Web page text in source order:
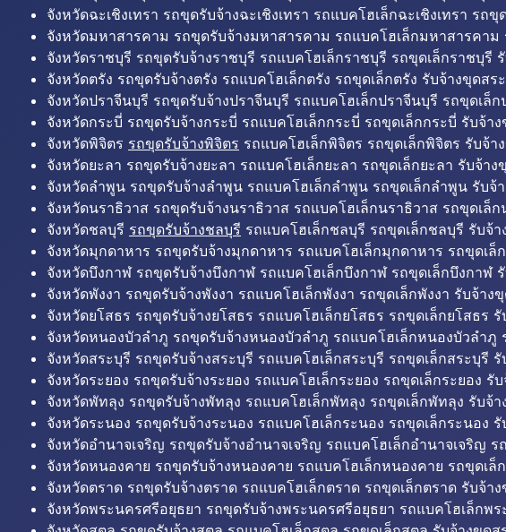
จังหวัดฉะเชิงเทรา รถขุดรับจ้างฉะเชิงเทรา รถแบคโฮเล็กฉะเชิงเทรา รถ
จังหวัดมหาสารคาม รถขุดรับจ้างมหาสารคาม รถแบคโฮเล็กมหาสารคา
จังหวัดราชบุรี รถขุดรับจ้างราชบุรี รถแบคโฮเล็กราชบุรี รถขุดเล็กราชบุรี
จังหวัดตรัง รถขุดรับจ้างตรัง รถแบคโฮเล็กตรัง รถขุดเล็กตรัง รับจ้างขุดสร
จังหวัดปราจีนบุรี รถขุดรับจ้างปราจีนบุรี รถแบคโฮเล็กปราจีนบุรี รถขุดเล็
จังหวัดกระบี่ รถขุดรับจ้างกระบี่ รถแบคโฮเล็กกระบี่ รถขุดเล็กกระบี่ รับจ้า
จังหวัดพิจิตร รถขุดรับจ้างพิจิตร รถแบคโฮเล็กพิจิตร รถขุดเล็กพิจิตร รับจ้
จังหวัดยะลา รถขุดรับจ้างยะลา รถแบคโฮเล็กยะลา รถขุดเล็กยะลา รับจ้า
จังหวัดลำพูน รถขุดรับจ้างลำพูน รถแบคโฮเล็กลำพูน รถขุดเล็กลำพูน รับ
จังหวัดนราธิวาส รถขุดรับจ้างนราธิวาส รถแบคโฮเล็กนราธิวาส รถขุดเล็
จังหวัดชลบุรี รถขุดรับจ้างชลบุรี รถแบคโฮเล็กชลบุรี รถขุดเล็กชลบุรี รับจ้
จังหวัดมุกดาหาร รถขุดรับจ้างมุกดาหาร รถแบคโฮเล็กมุกดาหาร รถขุดเ
จังหวัดบึงกาฬ รถขุดรับจ้างบึงกาฬ รถแบคโฮเล็กบึงกาฬ รถขุดเล็กบึงกาฬ
จังหวัดพังงา รถขุดรับจ้างพังงา รถแบคโฮเล็กพังงา รถขุดเล็กพังงา รับจ้าง
จังหวัดยโสธร รถขุดรับจ้างยโสธร รถแบคโฮเล็กยโสธร รถขุดเล็กยโสธร
จังหวัดหนองบัวลำภู รถขุดรับจ้างหนองบัวลำภู รถแบคโฮเล็กหนองบัวลำ
จังหวัดสระบุรี รถขุดรับจ้างสระบุรี รถแบคโฮเล็กสระบุรี รถขุดเล็กสระบุรี
จังหวัดระยอง รถขุดรับจ้างระยอง รถแบคโฮเล็กระยอง รถขุดเล็กระยอง รั
จังหวัดพัทลุง รถขุดรับจ้างพัทลุง รถแบคโฮเล็กพัทลุง รถขุดเล็กพัทลุง รับจ้
จังหวัดระนอง รถขุดรับจ้างระนอง รถแบคโฮเล็กระนอง รถขุดเล็กระนอง
จังหวัดอำนาจเจริญ รถขุดรับจ้างอำนาจเจริญ รถแบคโฮเล็กอำนาจเจริญ
จังหวัดหนองคาย รถขุดรับจ้างหนองคาย รถแบคโฮเล็กหนองคาย รถขุดเ
จังหวัดตราด รถขุดรับจ้างตราด รถแบคโฮเล็กตราด รถขุดเล็กตราด รับจ้า
จังหวัดพระนครศรีอยุธยา รถขุดรับจ้างพระนครศรีอยุธยา รถแบคโฮเล็ก